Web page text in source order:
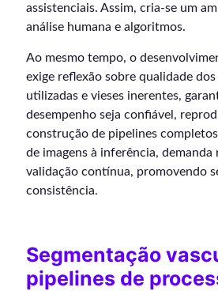
assistenciais. Assim, cria-se um
análise humana e algoritmos.
Ao mesmo tempo, o
exige reflexão sobre qualidade
utilizadas e vieses inerentes,
desempenho seja confiável,
construção de pipelines
de imagens à inferência,
validação contínua, promovendo
consistência.
Segmentação
pipelines de